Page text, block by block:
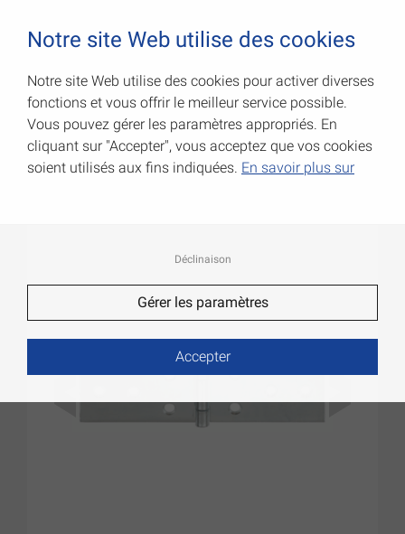
Charnières de table large
Code Art.: 000505050Z
Notre site Web utilise des cookies
Notre site Web utilise des cookies pour activer diverses
fonctions et vous offrir le meilleur service possible.
Vous pouvez gérer les paramètres appropriés. En
cliquant sur "Accepter", vous acceptez que vos cookies
soient utilisés aux fins indiquées. En savoir plus sur
Déclinaison
Gérer les paramètres
Accepter